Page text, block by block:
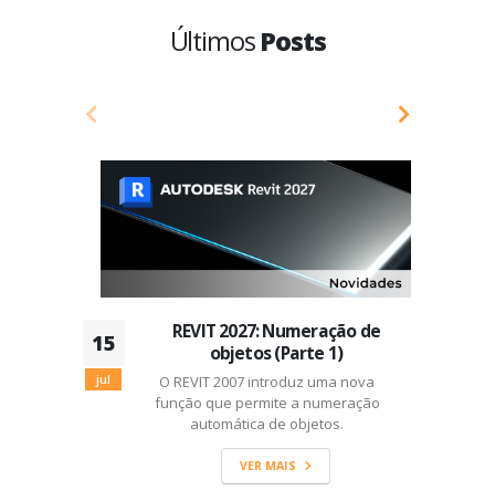
ÚltimosPosts
15
jul
REVIT 2027: Numeração de
objetos (Parte 1)
O REVIT 2007 introduz uma nova
função que permite a numeração
automática de objetos.
VER MAIS